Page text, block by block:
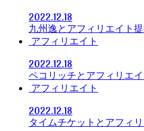
2022.12.18
九州逸とアフィリエイト
アフィリエイト
2022.12.18
ペコリッチとアフィリエ
アフィリエイト
2022.12.18
タイムチケットとアフィ